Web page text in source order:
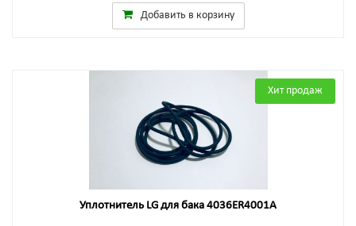
Добавить в корзину
Хит продаж
Уплотнитель LG для бака 4036ER4001A